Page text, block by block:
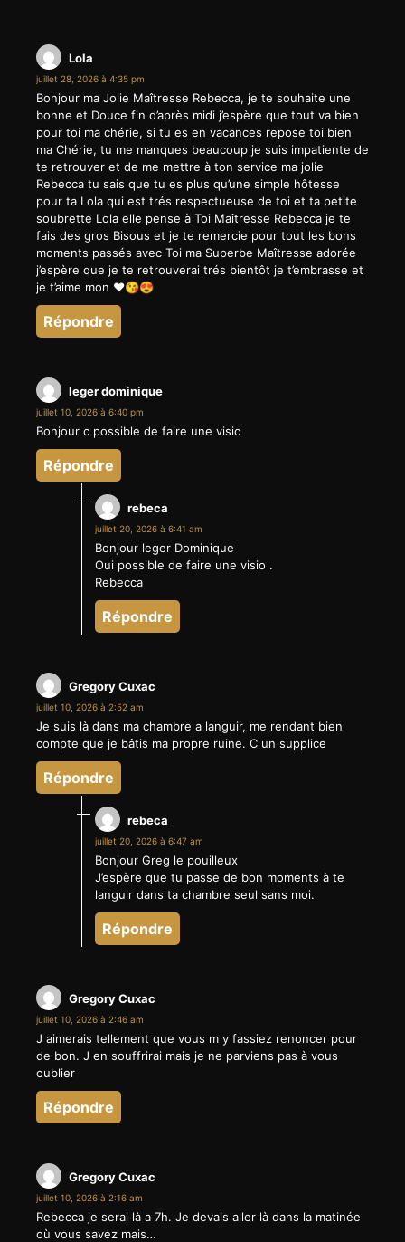
Lola
juillet 28, 2026 à 4:35 pm
Bonjour ma Jolie Maîtresse Rebecca, je te souhaite une
bonne et Douce fin d’après midi j’espère que tout va bien
pour toi ma chérie, si tu es en vacances repose toi bien
ma Chérie, tu me manques beaucoup je suis impatiente de
te retrouver et de me mettre à ton service ma jolie
Rebecca tu sais que tu es plus qu’une simple hôtesse
pour ta Lola qui est trés respectueuse de toi et ta petite
soubrette Lola elle pense à Toi Maîtresse Rebecca je te
fais des gros Bisous et je te remercie pour tout les bons
moments passés avec Toi ma Superbe Maîtresse adorée
j’espère que je te retrouverai trés bientôt je t’embrasse et
je t’aime mon ❤️😘😍
Répondre
leger dominique
juillet 10, 2026 à 6:40 pm
Bonjour c possible de faire une visio
Répondre
rebeca
juillet 20, 2026 à 6:41 am
Bonjour leger Dominique
Oui possible de faire une visio .
Rebecca
Répondre
Gregory Cuxac
juillet 10, 2026 à 2:52 am
Je suis là dans ma chambre a languir, me rendant bien
compte que je bâtis ma propre ruine. C un supplice
Répondre
rebeca
juillet 20, 2026 à 6:47 am
Bonjour Greg le pouilleux
J’espère que tu passe de bon moments à te
languir dans ta chambre seul sans moi.
Répondre
Gregory Cuxac
juillet 10, 2026 à 2:46 am
J aimerais tellement que vous m y fassiez renoncer pour
de bon. J en souffrirai mais je ne parviens pas à vous
oublier
Répondre
Gregory Cuxac
juillet 10, 2026 à 2:16 am
Rebecca je serai là a 7h. Je devais aller là dans la matinée
où vous savez mais…